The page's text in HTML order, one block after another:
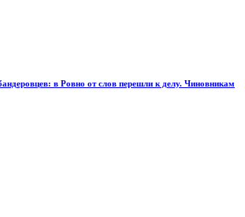
в Ровно от слов перешли к делу. Чиновникам